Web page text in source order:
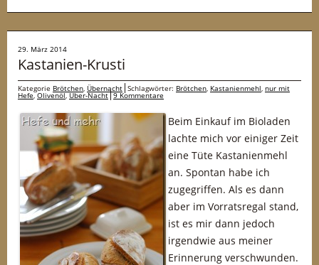
29. März 2014
Kastanien-Krusti
Kategorie Brötchen, Übernacht Schlagwörter: Brötchen, Kastanienmehl, nur mit
Hefe,Olivenöl,Über-Nacht 9 Kommentare
Beim Einkauf im Bioladen
lachte mich vor einiger Zeit
eine Tüte Kastanienmehl
an. Spontan habe ich
zugegriffen. Als es dann
aber im Vorratsregal stand,
ist es mir dann jedoch
irgendwie aus meiner
Erinnerung verschwunden.